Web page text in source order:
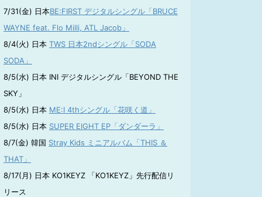
7/31(金) 日本BE:FIRST デジタルシングル「BRUCE
WAYNE feat. Flo Milli, ATL Jacob」
8/4(火) 日本 TWS 日本2ndシングル「SODA
SODA」
8/5(水) 日本 INI デジタルシングル「BEYOND THE
SKY」
8/5(水) 日本 ME:I 4thシングル「花咲く道」
8/5(水) 日本 SUPER EIGHT EP「ダンダーラ」
8/7(金) 韓国 Stray Kids ミニアルバム「THIS ＆
THAT」
8/17(月) 日本 KO1KEYZ 「KO1KEYZ」先行配信リ
リース